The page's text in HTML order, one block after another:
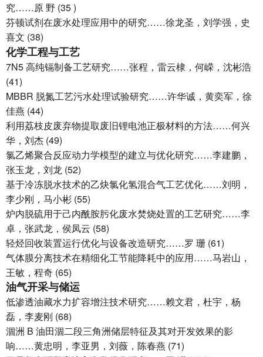
究……原 野 (35 )
芬顿试剂在废水处理应用中的研究……徐龙圣，刘学强，史
喜文 (38)
化学工程与工艺
7N5 高纯镉制备工艺研究……张程，雷云棣，何嵘，沈彬浩
(41)
MBBR 脱氮工艺污水处理试验研究……许华诚，黄奕军，徐
佳燕 (44)
利用荔枝皮废弃物提取废旧锂电池正极材料的方法……何兴
华，刘杰 (49)
氯乙烯聚合反应动力学模型的建立与优化研究……李建鹏，
张玉龙，刘龙 (52)
基于冷冻脱水技术的乙炔氯化氢混合气工艺优化……刘明，
李少刚，马小彬 (55)
炉内脱硫用于己内酰胺肟化废水焚烧处置的工艺研究……李
卓，张武龙，侯凤云 (58)
轻烃回收装置运行优化与设备改造研究……罗 珊 (61)
气体膜分离技术在精细化工节能降耗中的应用……马岩山，
王敏，程奇 (65)
油气开采与储运
低渗透油藏水力扩容增注技术研究……赖文君，杜宇，杨
磊，李麦刚 (68)
涸洲 B 油田涸二段三角洲储层特征及其对开发效果的影
响……黄忠明，李亚男，刘薇，陈春燕 (71)